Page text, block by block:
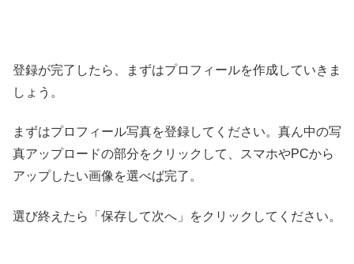
登録が完了したら、まずはプロフィールを作成していきま
しょう。
まずはプロフィール写真を登録してください。真ん中の写
真アップロードの部分をクリックして、スマホやPCから
アップしたい画像を選べば完了。
選び終えたら「保存して次へ」をクリックしてください。